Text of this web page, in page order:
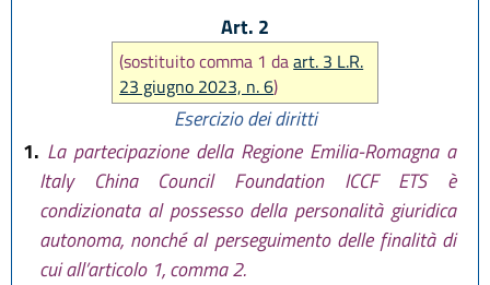
Art. 2
(sostituito comma 1 daart. 3 L.R.
23 giugno 2023, n. 6)
Esercizio dei diritti
1. La partecipazione della Regione Emilia-Romagna a
Italy China Council Foundation ICCF ETS è
condizionata al possesso della personalità giuridica
autonoma, nonché al perseguimento delle finalità di
cui all’articolo 1, comma 2.